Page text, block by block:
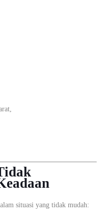
situasi yang tidak mudah: